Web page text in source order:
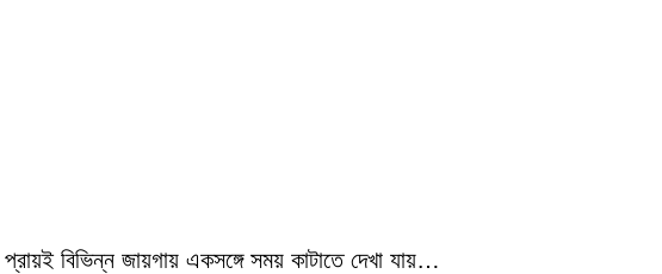
বিভিন্ন জায়গায় একসঙ্গে সময় কাটাতে দেখা যায়…